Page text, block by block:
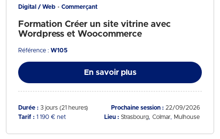
Digital / Web Commerçant
Formation Créer un site vitrine avec
Wordpress et Woocommerce
Référence : W105
En savoir plus
Durée : 3 jours (21 heures) Prochaine session : 22/09/2026
Tarif : 1 190 € net Lieu : Strasbourg Colmar Mulhouse